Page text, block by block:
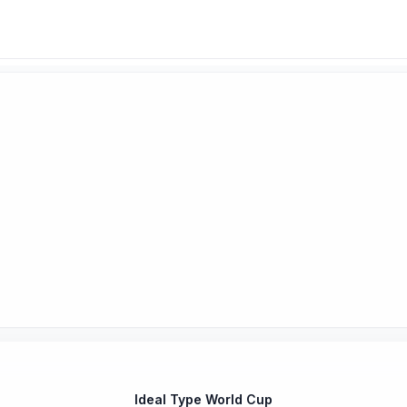
Ideal Type World Cup